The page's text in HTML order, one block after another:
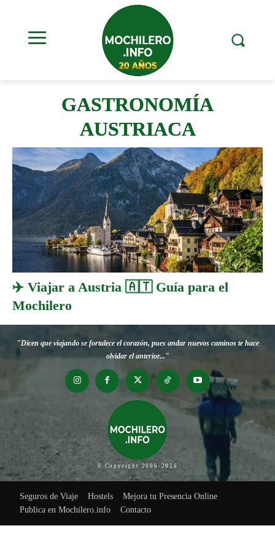
GASTRONOMÍA
AUSTRIACA
✈️ Viajar a Austria 🇦🇹 Guía para el
Mochilero
"Dicen que viajando se fortalece el corazón, pues andar nuevos caminos te hace
olvidar el anterior..."
© Copyright 2006-2026
Seguros de Viaje Hostels
Mejora tu Presencia Online
Publica en Mochilero.info
Contacto